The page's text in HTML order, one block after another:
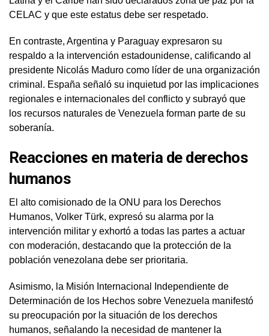
CELAC y que este estatus debe ser respetado.
En contraste, Argentina y Paraguay expresaron su
respaldo a la intervención estadounidense, calificando al
presidente Nicolás Maduro como líder de una organización
criminal. España señaló su inquietud por las implicaciones
regionales e internacionales del conflicto y subrayó que
los recursos naturales de Venezuela forman parte de su
soberanía.
Reacciones en materia de derechos
humanos
El alto comisionado de la ONU para los Derechos
Humanos, Volker Türk, expresó su alarma por la
intervención militar y exhortó a todas las partes a actuar
con moderación, destacando que la protección de la
población venezolana debe ser prioritaria.
Asimismo, la Misión Internacional Independiente de
Determinación de los Hechos sobre Venezuela manifestó
su preocupación por la situación de los derechos
humanos, señalando la necesidad de mantener la